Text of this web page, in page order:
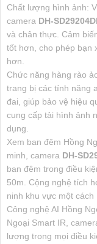
Chất lượng hình ảnh:
camera DH-
và chân thực. Cảm
tốt hơn, cho phép bạn
hơn.
Chức năng hàng rào
trang bị các tính năng
đai, giúp bảo vệ hiệu
cung cấp tải hình ảnh
dụng.
Xem ban đêm Hồng
minh, camera DH-
ban đêm trong điều
50m. Cộng nghệ tích
ninh khu vực một cách
Công nghệ AI Hồng
Ngoại Smart IR,
lượng trong mọi điều